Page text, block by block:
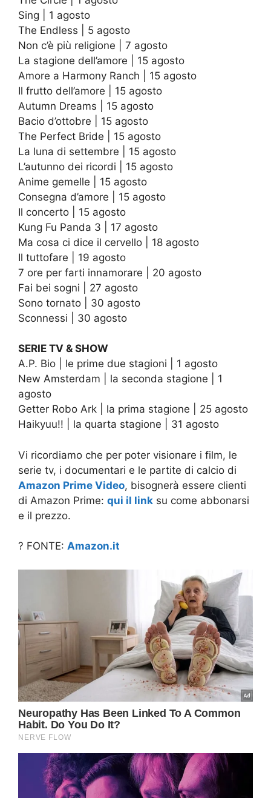
Sing | 1 agosto
The Endless | 5 agosto
Non c’è più religione | 7 agosto
La stagione dell’amore | 15 agosto
Amore a Harmony Ranch | 15 agosto
Il frutto dell’amore | 15 agosto
Autumn Dreams | 15 agosto
Bacio d’ottobre | 15 agosto
The Perfect Bride | 15 agosto
La luna di settembre | 15 agosto
L’autunno dei ricordi | 15 agosto
Anime gemelle | 15 agosto
Consegna d’amore | 15 agosto
Il concerto | 15 agosto
Kung Fu Panda 3 | 17 agosto
Ma cosa ci dice il cervello | 18 agosto
Il tuttofare | 19 agosto
7 ore per farti innamorare | 20 agosto
Fai bei sogni | 27 agosto
Sono tornato | 30 agosto
Sconnessi | 30 agosto
SERIE TV & SHOW
A.P. Bio | le prime due stagioni | 1 agosto
New Amsterdam | la seconda stagione | 1
agosto
Getter Robo Ark | la prima stagione | 25 agosto
Haikyuu!! | la quarta stagione | 31 agosto
Vi ricordiamo che per poter visionare i film, le
serie tv, i documentari e le partite di calcio di
Amazon Prime Video, bisognerà essere clienti
di Amazon Prime: qui il link su come abbonarsi
e il prezzo.
? FONTE: Amazon.it